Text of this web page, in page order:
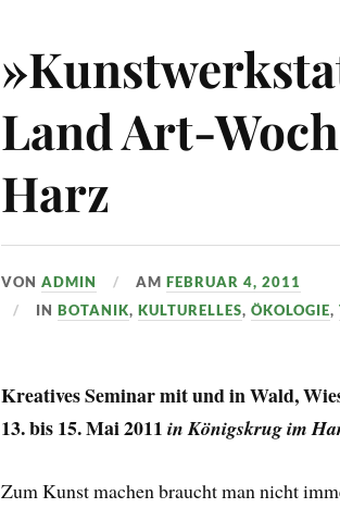
Land Art-
Harz
VONADMIN AMFEBRUAR 4, 2011
INBOTANIK,KULTURELLES,ÖKOLOGIE,
Kreatives Seminar mit und in Wald,
13. bis 15. Mai 2011in Königskrug im
Zum Kunst machen braucht man nicht